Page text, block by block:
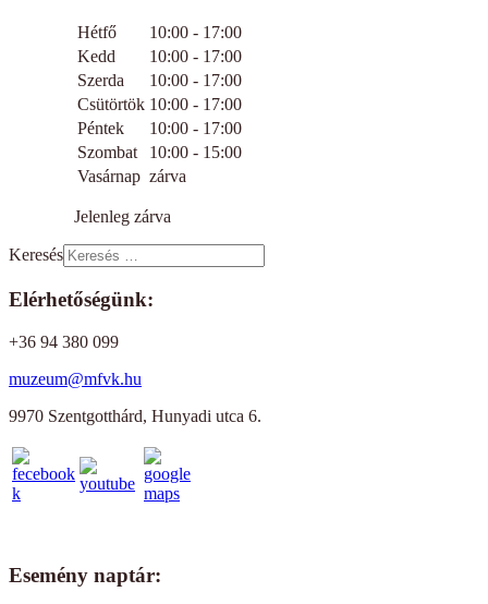
Hétfő
10:00 - 17:00
Kedd
10:00 - 17:00
Szerda
10:00 - 17:00
Csütörtök 10:00 - 17:00
Péntek
10:00 - 17:00
Szombat
10:00 - 15:00
Vasárnap zárva
Jelenleg zárva
Keresés
Elérhetőségünk:
+36 94 380 099
muzeum@mfvk.hu
9970 Szentgotthárd, Hunyadi utca 6.
Esemény naptár: